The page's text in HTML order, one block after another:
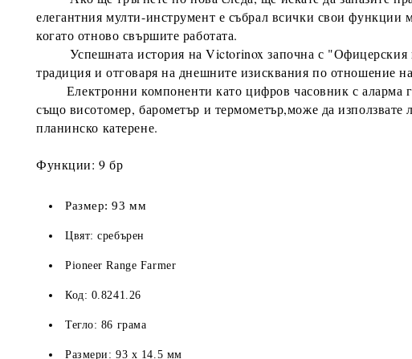
елегантния мулти-инструмент е събрал всички свои
когато отново свършите работата.
Успешната история на Victorinox започна с "Офицерския
традиция и отговаря на днешните изисквания по отношение
Електронни компоненти като цифров часовник с аларма
също висотомер, барометър и термометър,може да
планинско катерене.
Функции: 9 бр
Размер: 93 мм
Цвят: сребърен
Pioneer Range Farmer
Код: 0.8241.26
Тегло: 86 грама
Размери: 93 х 14.5 мм